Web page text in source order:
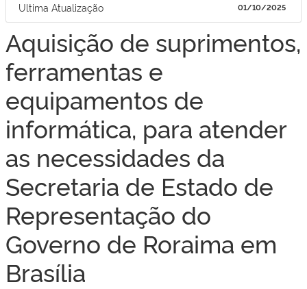
Ultima Atualização 01/10/2025
Aquisição de suprimentos,
ferramentas e
equipamentos de
informática, para atender
as necessidades da
Secretaria de Estado de
Representação do
Governo de Roraima em
Brasília